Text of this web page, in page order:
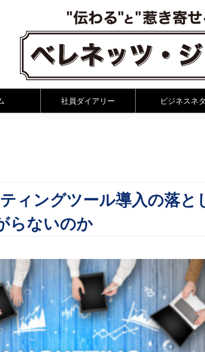
社員ダイアリー ビジネスネタ
ィングツール導入の落と
らないのか